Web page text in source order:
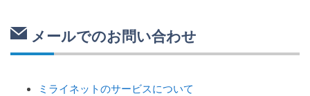
メールでのお問い合わせ
ミライネットのサービスについて